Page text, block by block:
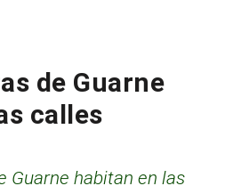
de Guarne
calles
Guarne habitan en las